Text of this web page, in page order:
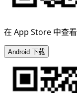
在 App Store 中查看
Android 下载